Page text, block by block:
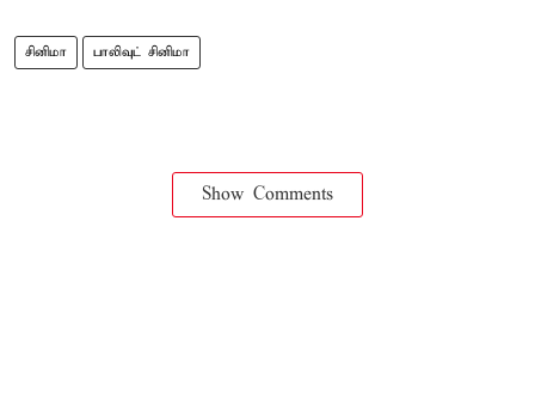
சினிமா பாலிவுட் சினிமா
Show Comments